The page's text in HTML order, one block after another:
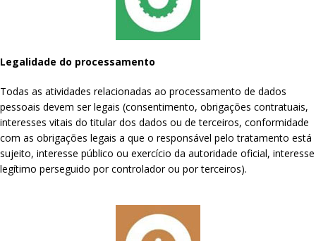
Legalidade do processamento
Todas as atividades relacionadas ao processamento de dados
pessoais devem ser legais (consentimento, obrigações contratuais,
interesses vitais do titular dos dados ou de terceiros, conformidade
com as obrigações legais a que o responsável pelo tratamento está
sujeito, interesse público ou exercício da autoridade oficial, interesse
legítimo perseguido por controlador ou por terceiros).